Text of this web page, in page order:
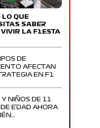
LO QUE
SABER
VIVIR LA F1ESTA
DE
AFECTAN
EN F1
Y NIÑOS DE 11
EDAD AHORA